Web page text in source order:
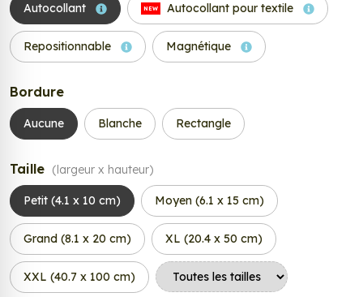
Autocollant NEW Autocollant pour textile
Repositionnable Magnétique
Bordure
Aucune Blanche Rectangle
Taille (largeur x hauteur)
Petit (4.1 x 10 cm) Moyen (6.1 x 15 cm)
Grand (8.1 x 20 cm) XL (20.4 x 50 cm)
XXL (40.7 x 100 cm)